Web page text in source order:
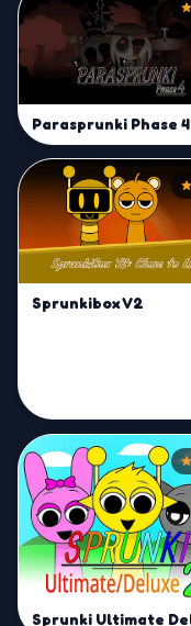
Parasprunki Phase 4
Sprunkibox V2